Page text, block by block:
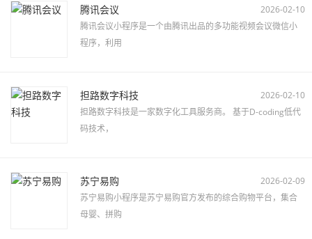
腾讯会议
2026-02-10
腾讯会议小程序是一个由腾讯出品的多功能视频会议微信小
程序，利用
担路数字科技
2026-02-10
担路数字科技是一家数字化工具服务商。 基于D-coding低代
码技术，
苏宁易购
2026-02-09
苏宁易购小程序是苏宁易购官方发布的综合购物平台，集合
母婴、拼购